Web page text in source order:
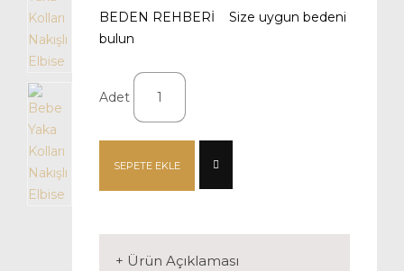
BEDEN REHBERİ Size uygun bedeni
bulun
Adet
SEPETE EKLE
+ Ürün Açıklaması